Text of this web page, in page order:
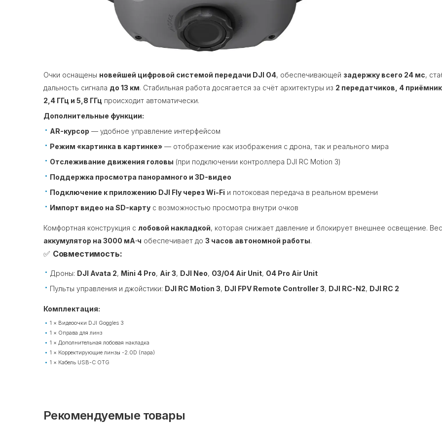
Очки оснащены новейшей цифровой системой передачи DJI O4, обеспечивающей задержку всего 24 мс,
дальность сигнала до 13 км. Стабильная работа досягается за счёт архитектуры из 2 передатчиков, 4
2,4 ГГц и 5,8 ГГц происходит автоматически.
Дополнительные функции:
AR-курсор — удобное управление интерфейсом
Режим «картинка в картинке» — отображение как изображения с дрона, так и реального мира
Отслеживание движения головы (при подключении контроллера DJI RC Motion 3)
Поддержка просмотра панорамного и 3D-видео
Подключение к приложению DJI Fly через Wi-Fi и потоковая передача в реальном времени
Импорт видео на SD-карту с возможностью просмотра внутри очков
Комфортная конструкция с лобовой накладкой, которая снижает давление и блокирует внешнее освещение.
аккумулятор на 3000 мА·ч обеспечивает до 3 часов автономной работы.
✅ Совместимость:
Дроны: DJI Avata 2, Mini 4 Pro, Air 3, DJI Neo, O3/O4 Air Unit, O4 Pro Air Unit
Пульты управления и джойстики: DJI RC Motion 3, DJI FPV Remote Controller 3, DJI RC-N2, DJI RC 2
Комплектация:
1 × Видеоочки DJI Goggles 3
1 × Оправа для линз
1 × Дополнительная лобовая накладка
1 × Корректирующие линзы -2.0D (пара)
1 × Кабель USB-C OTG
Рекомендуемые товары